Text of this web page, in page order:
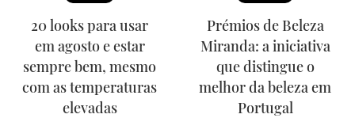
20 looks para usar
em agosto e estar
sempre bem, mesmo
com as temperaturas
elevadas
Prémios de Beleza
Miranda: a iniciativa
que distingue o
melhor da beleza em
Portugal